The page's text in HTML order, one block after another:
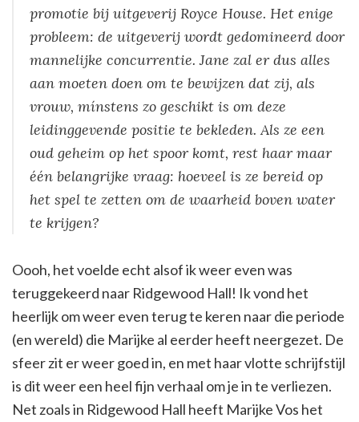
promotie bij uitgeverij Royce House. Het enige
probleem: de uitgeverij wordt gedomineerd door
mannelijke concurrentie. Jane zal er dus alles
aan moeten doen om te bewijzen dat zij, als
vrouw, mínstens zo geschikt is om deze
leidinggevende positie te bekleden. Als ze een
oud geheim op het spoor komt, rest haar maar
één belangrijke vraag: hoeveel is ze bereid op
het spel te zetten om de waarheid boven water
te krijgen?
Oooh, het voelde echt alsof ik weer even was
teruggekeerd naar Ridgewood Hall! Ik vond het
heerlijk om weer even terug te keren naar die periode
(en wereld) die Marijke al eerder heeft neergezet. De
sfeer zit er weer goed in, en met haar vlotte schrijfstijl
is dit weer een heel fijn verhaal om je in te verliezen.
Net zoals in Ridgewood Hall heeft Marijke Vos het